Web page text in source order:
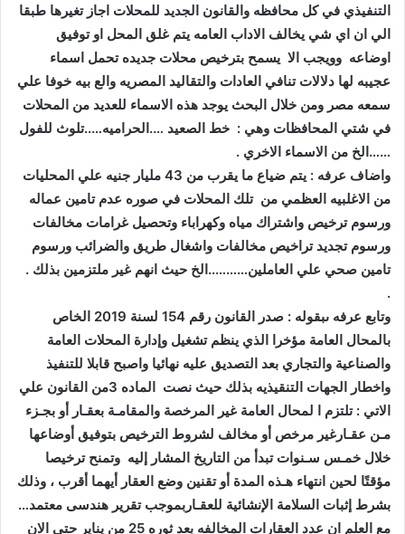
التنفيذي في كل محافظه والقانون الجديد للمحلات اجاز تغيرها طبقا
الي ان اي شي يخالف الاداب العامه يتم غلق المحل او توفيق
اوضاعه وويجب الا يسمح بترخيص محلات جديده تحمل اسماء
عجيبه لها دلالات تنافي العادات والتقاليد المصريه والع بيه خوفا علي
سمعه مصر ومن خلال البحث يوجد هذه الاسماء للعديد من المحلات
في شتي المحافظات وهي : خط الصعيد ….الحراميه…..تلوث للفول
……الخ من الاسماء الاخري .‬
من الاغلبيه العظمي من تلك المحلات في صوره عدم تامين عماله
ورسوم ترخيص واشتراك مياه وكهراباء وتحصيل غرامات مخالفات
ورسوم تجديد تراخيص مخالفات واشغال طريق والضرائب ورسوم
تامين صحي علي العاملين………..الخ حيث انهم غير ملتزمين بذلك .‬
‫.‬
بالمحال العامة مؤخرا الذي ينظم تشغيل وإدارة المحلات العامة
والصناعية والتجاري بعد التصديق عليه نهائيا واصبح قابلا للتنفيذ
واخطار الجهات التنقيذيه بذلك حيث نصت الماده 3من القانون علي
الاتي : تلتزم ا لمحال العامة غير المرخصة والمقامـة بعقـار أو بجـزء
مـن عقـارغير مرخص أو مخالف لشروط الترخيص بتوفيق أوضاعها
خلال خمـس سـنوات تبدأ من التاريخ المشار إليه وتمنح ترخيصا
مؤقتًا لحين انتهاء هـذه المدة أو تقنين وضع العقار أيهما أقرب ، وذلك
بشرط إثبات السلامة الإنشائية للعقـاربموجب تقرير هندسى معتمد…
مع العلم ان عدد العقارات المخالفه بعد ثوره 25 من يناير حتي الان